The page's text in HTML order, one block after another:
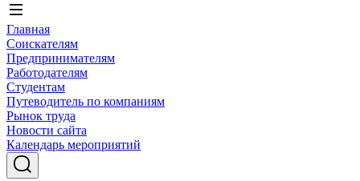
Главная
Соискателям
Предпринимателям
Работодателям
Студентам
Путеводитель по компаниям
Рынок труда
Новости сайта
Календарь мероприятий